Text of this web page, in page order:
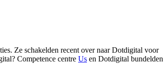
Ze schakelden recent over naar Dotdigital voor
Competence centre Us en Dotdigital bundelden